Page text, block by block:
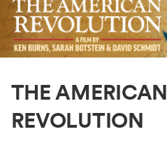
THE AMERICAN
REVOLUTION